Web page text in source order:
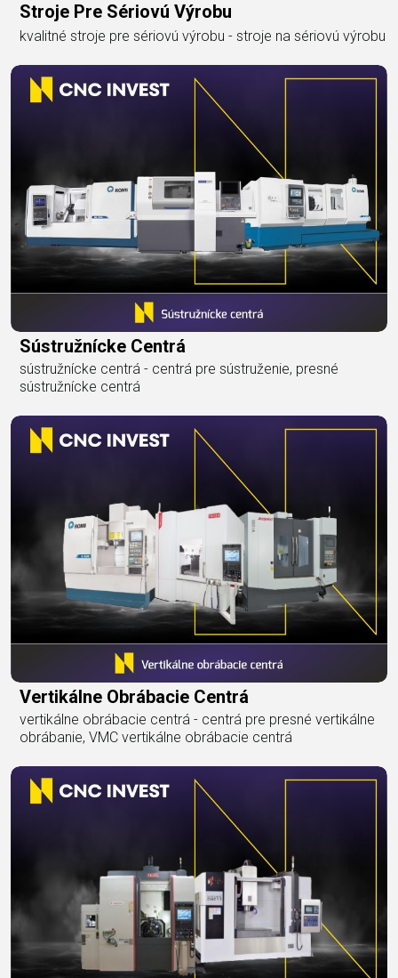
Stroje Pre Sériovú Výrobu
kvalitné stroje pre sériovú výrobu - stroje na sériovú výrobu
Sústružnícke Centrá
sústružnícke centrá - centrá pre sústruženie, presné
sústružnícke centrá
Vertikálne Obrábacie Centrá
vertikálne obrábacie centrá - centrá pre presné vertikálne
obrábanie, VMC vertikálne obrábacie centrá